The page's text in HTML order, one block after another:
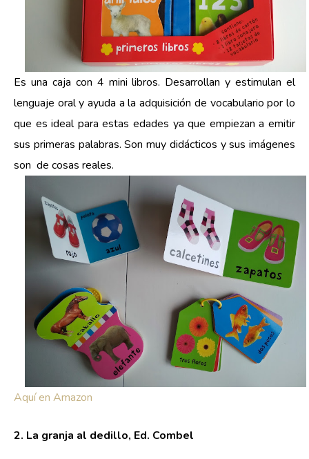
Es una caja con 4 mini libros. Desarrollan y estimulan el
lenguaje oral y ayuda a la adquisición de vocabulario por lo
que es ideal para estas edades ya que empiezan a emitir
sus primeras palabras. Son muy didácticos y sus imágenes
son de cosas reales.
Aquí en Amazon
2. La granja al dedillo, Ed. Combel